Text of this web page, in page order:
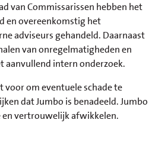
van Commissarissen hebben het
en overeenkomstig het
adviseurs gehandeld. Daarnaast
van onregelmatigheden en
aanvullend intern onderzoek.
voor om eventuele schade te
dat Jumbo is benadeeld. Jumbo
en vertrouwelijk afwikkelen.